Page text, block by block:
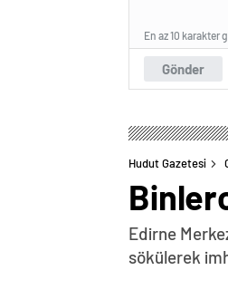
Gönder
En az 10 karakter
Hudut Gazetesi
Edirne
sökülerek